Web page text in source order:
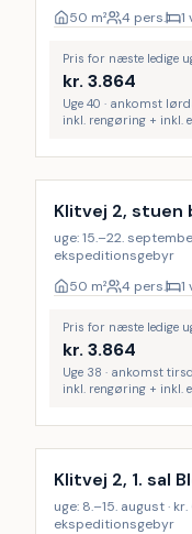
50 m² 4 pers. 1
Pris for næste ledige
kr. 3.864
Uge 40 · ankomst
inkl. rengøring + inkl.
Inkl. rengøring
Klitvej 2, stuen
uge: 15.–22.
ekspeditionsgebyr
50 m² 4 pers. 1
Pris for næste ledige
kr. 3.864
Uge 38 · ankomst
inkl. rengøring + inkl.
Inkl. rengøring
Klitvej 2, 1. sal
uge: 8.–15. august ·
ekspeditionsgebyr